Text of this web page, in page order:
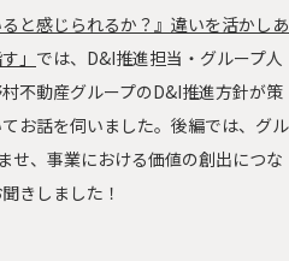
ト
プロジェクト
と感じられるか？』違いを活かしあ
」 では、D&I推進担当・グループ人
不動産グループのD&I推進方針が策
お話を伺いました。後編では、グル
せ、事業における価値の創出につな
きしました！